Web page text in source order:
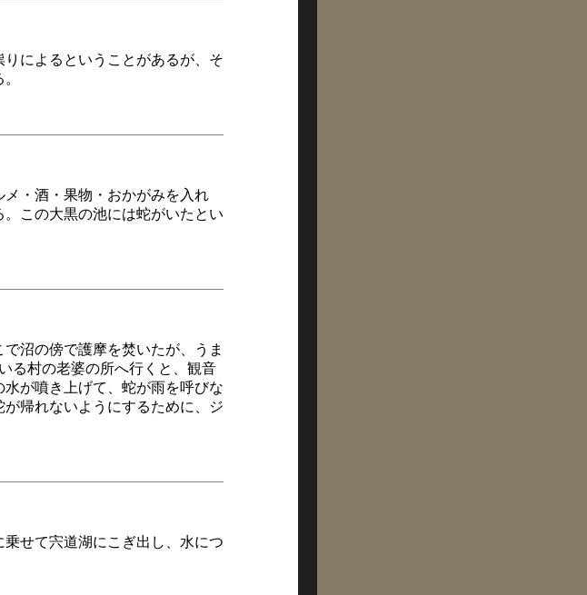
によるということがあるが、そ
・酒・果物・おかがみを入れ
この大黒の池には蛇がいたとい
沼の傍で護摩を焚いたが、うま
る村の老婆の所へ行くと、観音
が噴き上げて、蛇が雨を呼びな
帰れないようにするために、ジ
せて宍道湖にこぎ出し、水につ